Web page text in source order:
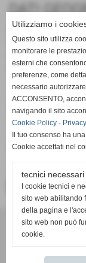
DATI
Nazione:Italy
Regione:
Provincia:
Comune:
Potenza
Documenti
Regolamento
Dimensione: 310,62 KB
<< PRECEDENTE
Via Faggin
Utilizziamo i
Questo sito utilizza
monitorare le
esterni che
preferenze, come
necessario
ACCONSENTO,
navigando il sito
Cookie Policy -
Il tuo consenso ha
Cookie accettati nel
tecnici necessari
I cookie tecnici e
sito web abilitando
della pagina e
sito web non può
cookie.